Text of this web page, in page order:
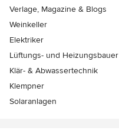
Verlage, Magazine & Blogs
Weinkeller
Elektriker
Lüftungs- und Heizungsbauer
Klär- & Abwassertechnik
Klempner
Solaranlagen